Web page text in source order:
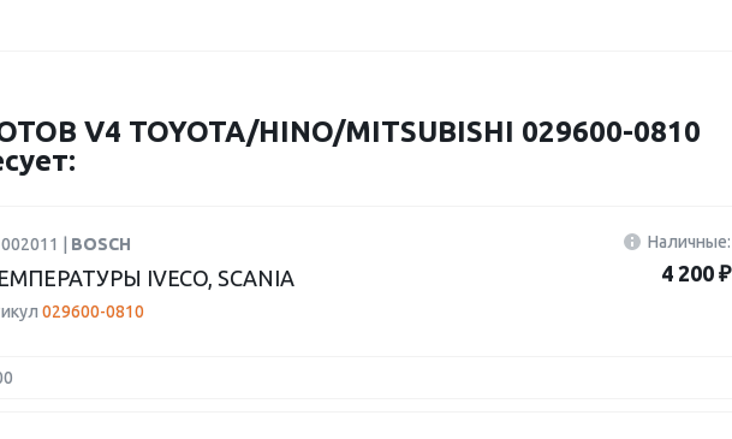
V4 TOYOTA/HINO/MITSUBISHI 029600-0810
| BOSCH
IVECO, SCANIA
029600-0810
Наличные:
4 200 ₽